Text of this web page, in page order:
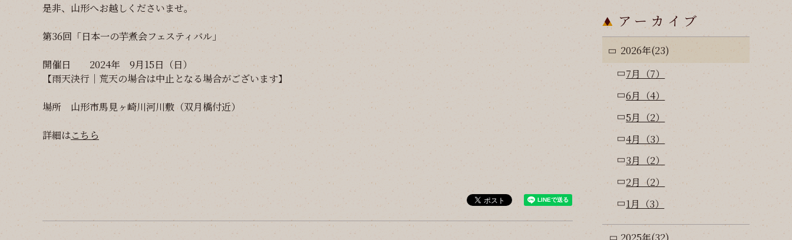
是非、山形へお越しくださいませ。
第36回「日本一の芋煮会フェスティバル」
開催日 2024年 9月15日（日）
【雨天決行｜荒天の場合は中止となる場合がございます】
場所 山形市馬見ヶ崎川河川敷（双月橋付近）
詳細はこちら
アーカイブ
2026年(23)
7月（7）
6月（4）
5月（2）
4月（3）
3月（2）
2月（2）
1月（3）